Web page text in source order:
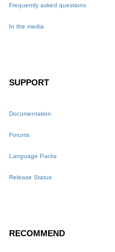
Frequently asked questions
In the media
SUPPORT
Documentation
Forums
Language Packs
Release Status
RECOMMEND